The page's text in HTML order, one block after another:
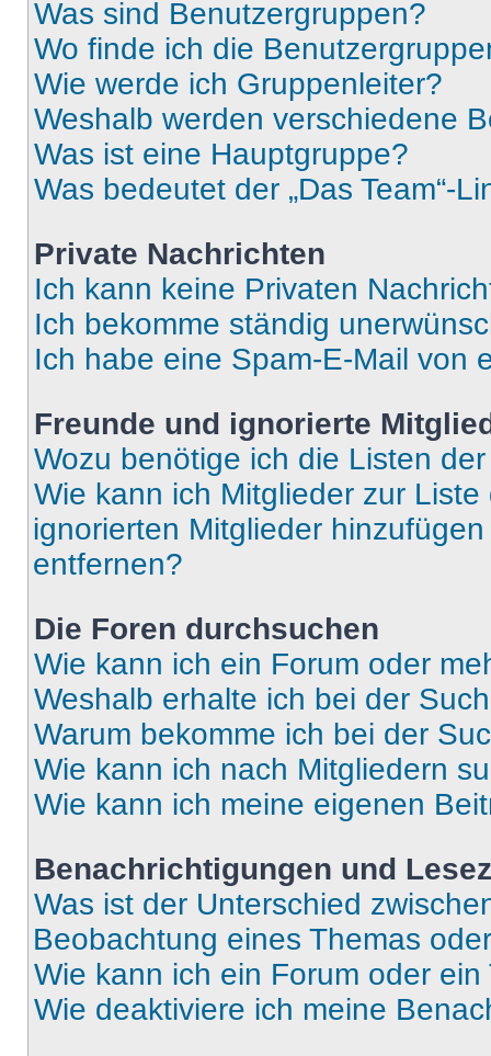
Was sind Benutzergruppen?
Wo finde ich die
Wie werde ich Gruppenleiter?
Weshalb werden verschiedene
Was ist eine Hauptgruppe?
Was bedeutet der „Das Team“-
Private Nachrichten
Ich kann keine Privaten
Ich bekomme ständig
Ich habe eine Spam-E-Mail von
Freunde und ignorierte
Wozu benötige ich die Listen
Wie kann ich Mitglieder zur
ignorierten Mitglieder
entfernen?
Die Foren durchsuchen
Wie kann ich ein Forum oder
Weshalb erhalte ich bei der
Warum bekomme ich bei der
Wie kann ich nach Mitgliedern
Wie kann ich meine eigenen
Benachrichtigungen und
Was ist der Unterschied
Beobachtung eines Themas
Wie kann ich ein Forum oder
Wie deaktiviere ich meine